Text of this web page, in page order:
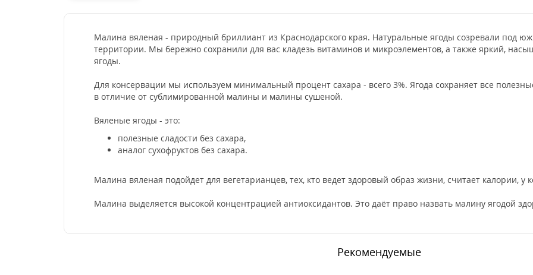
Малина вяленая - природный бриллиант из Краснодарского края. Натуральные ягоды созревали под
территории. Мы бережно сохранили для вас кладезь витаминов и микроэлементов, а также яркий,
ягоды.
Для консервации мы используем минимальный процент сахара - всего 3%. Ягода сохраняет все
в отличие от сублимированной малины и малины сушеной.
Вяленые ягоды - это:
полезные сладости без сахара,
аналог сухофруктов без сахара.
Малина вяленая подойдет для вегетарианцев, тех, кто ведет здоровый образ жизни, считает калории, у
Малина выделяется высокой концентрацией антиоксидантов. Это даёт право назвать малину ягодой
Рекомендуемые